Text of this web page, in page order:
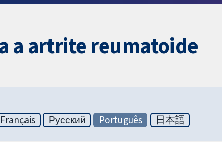
a artrite reumatoide
Français Русский Português 日本語